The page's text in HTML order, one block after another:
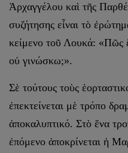
Ἀρχαγγέλου καὶ τῆς
συζήτησης εἶναι τὸ
κείμενο τοῦ Λουκά: «Πῶς
οὐ γινώσκω;».
Σὲ τούτους τοὺς
ἐπεκτείνεται μὲ τρόπο
ἀποκαλυπτικό. Στὸ ἕνα
ἐπόμενο ἀποκρίνεται ἡ